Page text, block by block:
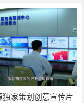
展
独家策划创意宣传片